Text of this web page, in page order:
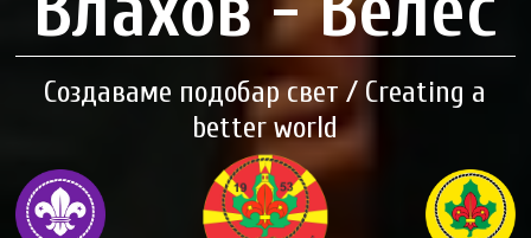
Создаваме подобар свет / Creating a
better world